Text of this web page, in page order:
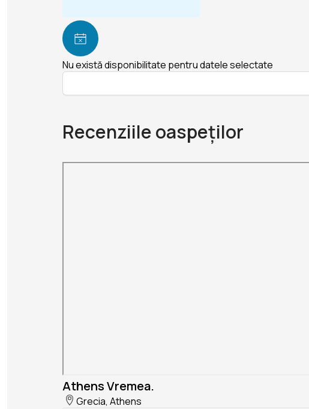
Nu există disponibilitate pentru datele selectate
Recenziile oaspeților
Athens Vremea.
Grecia, Athens